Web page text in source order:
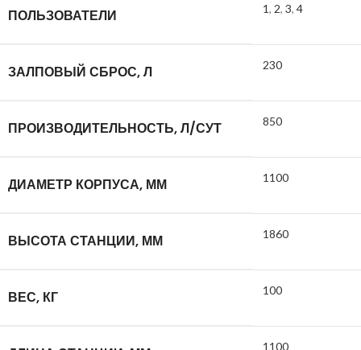
ПОЛЬЗОВАТЕЛИ 1, 2, 3, 4
ЗАЛПОВЫЙ СБРОС, Л 230
ПРОИЗВОДИТЕЛЬНОСТЬ, Л/СУТ 850
ДИАМЕТР КОРПУСА, ММ 1100
ВЫСОТА СТАНЦИИ, ММ 1860
ВЕС, КГ 100
1100